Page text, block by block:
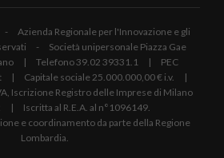
Azienda Regionale per l'Innovazione e gli
- Società unipersonale Piazza Gae
| Telefono 39.02 39331.1 | PEC
| Capitale sociale 25.000.000,00 € i.v. |
Iscrizione Registro delle Imprese di Milano
| Iscritta al R.E.A. al n°1096149.
e coordinamento da parte della Regione
Lombardia.